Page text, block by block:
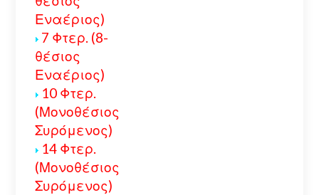
Εναέριος)
7 Φτερ. (8-
θέσιος
Εναέριος)
10 Φτερ.
(Μονοθέσιος
Συρόμενος)
14 Φτερ.
(Μονοθέσιος
Συρόμενος)